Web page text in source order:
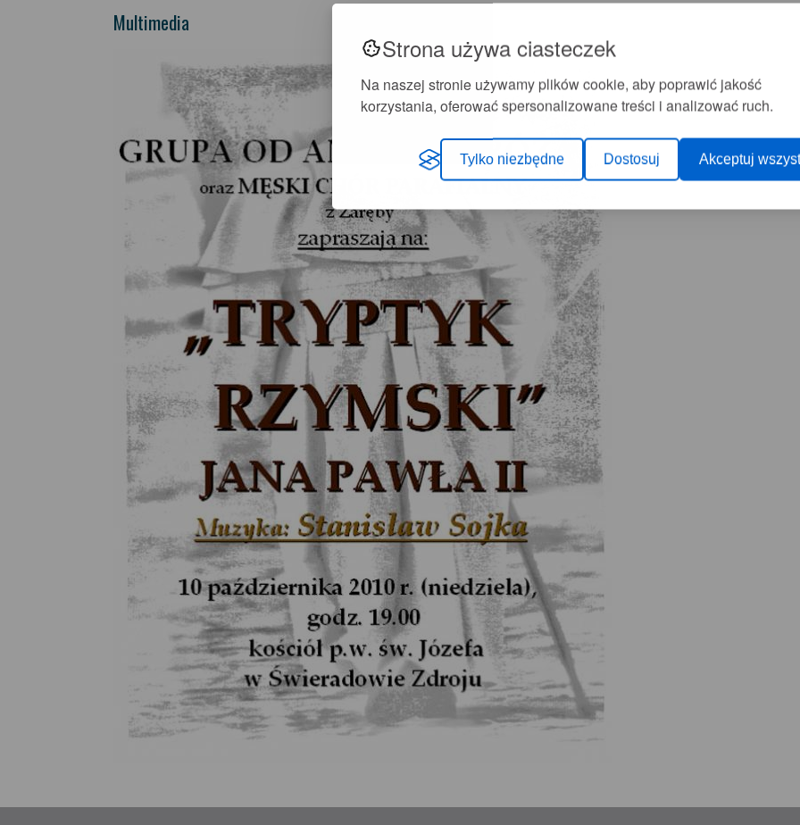
Strona używa ciasteczek
Na naszej stronie używamy plików cookie, aby poprawić jakość
korzystania, oferować spersonalizowane treści i analizować ruch.
Tylko niezbędne Dostosuj Akceptuj
Multimedia